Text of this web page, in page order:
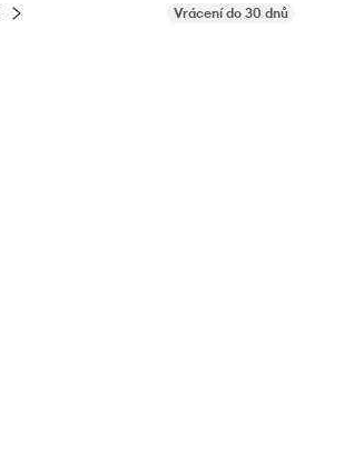
Vrácení do 30 dnů